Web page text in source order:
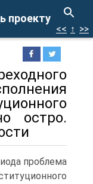
проекту
<< ↑ >>
остро.
проблема